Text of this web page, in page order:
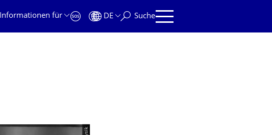
Informationen für
DE Suche